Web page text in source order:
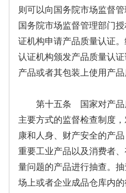
则可以向国务院市场监督
国务院市场监督管理部门
证机构申请产品质量认证
认证机构颁发产品质量认
产品或者其包装上使用产品
第十五条 国家对产品
主要方式的监督检查制度
康和人身、财产安全的产
重要工业产品以及消费者
量问题的产品进行抽查。
场上或者企业成品仓库内